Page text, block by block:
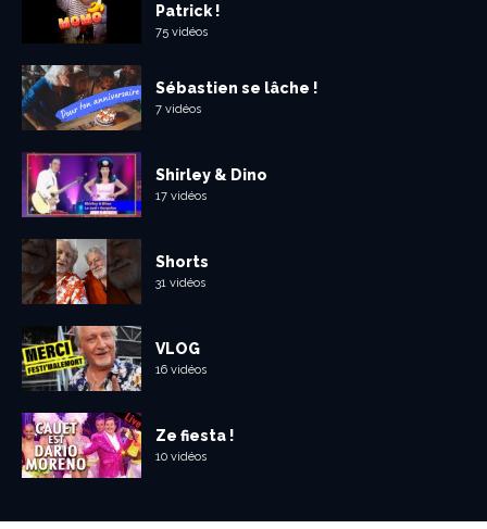
Patrick !
75 vidéos
Sébastien se lâche !
7 vidéos
Shirley & Dino
17 vidéos
Shorts
31 vidéos
VLOG
16 vidéos
Ze fiesta !
10 vidéos